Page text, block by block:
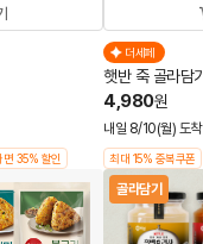
면 35% 할인
더세페
햇반 죽 골라담기
4,980원
내일 8/10(월) 도착
최대 15% 중복쿠폰
골라담기